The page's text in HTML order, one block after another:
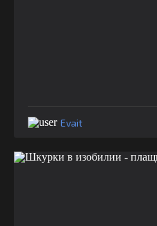
Evait